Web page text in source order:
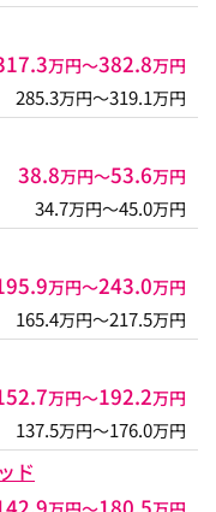
万円〜382.8万円
285.3万円〜319.1万円
38.8万円〜53.6万円
34.7万円〜45.0万円
万円〜243.0万円
165.4万円〜217.5万円
万円〜192.2万円
137.5万円〜176.0万円
ド